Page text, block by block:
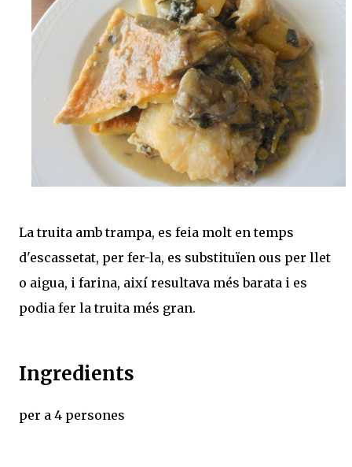
La truita amb trampa, es feia molt en temps
d'escassetat, per fer-la, es substituïen ous per llet
o aigua, i farina, així resultava més barata i es
podia fer la truita més gran.
Ingredients
per a 4 persones